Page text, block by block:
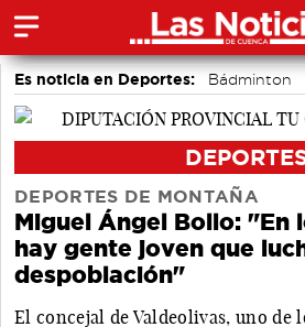
Es noticia en Deportes: Bádminton
Motor
Bolos conquenses
DEPORTES DE MONTAÑA
Miguel Ángel Bollo: "En
hay gente joven que
despoblación"
El concejal de Valdeolivas, uno de